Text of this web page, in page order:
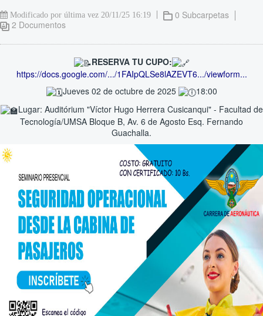
Modificado por última vez 20/11/25 16:19
0 Subcarpetas
2 Documentos
RESERVA TU CUPO:
https://docs.google.com/.../1FAIpQLSe8lAZEVT6.../viewform...
Jueves 02 de octubre de 2025
18:00
Lugar: Auditórium "Víctor Hugo Herrera Cusicanqui" - Facultad de
Tecnología/UMSA Bloque B, Av. 6 de Agosto Esq. Fernando
Guachalla.